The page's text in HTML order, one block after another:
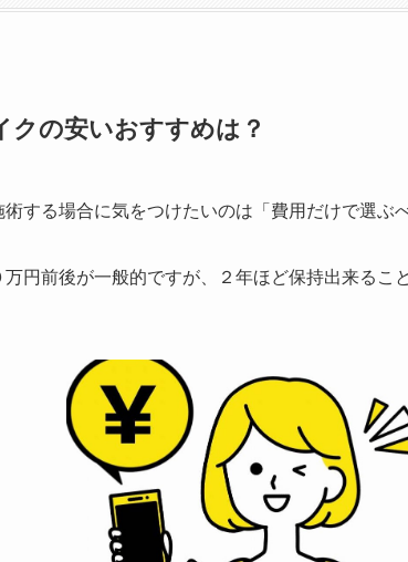
クの安いおすすめは？
する場合に気をつけたいのは 「費用だけで選ぶ
円前後が一般的ですが、２年ほど保持出来るこ